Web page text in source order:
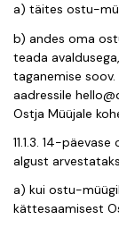
a) täites ostu-
b) andes oma
teada
taganemise
aadressile
Ostja Müüjale
11.1.3. 14-
algust
a) kui ostu-
kättesaamisest